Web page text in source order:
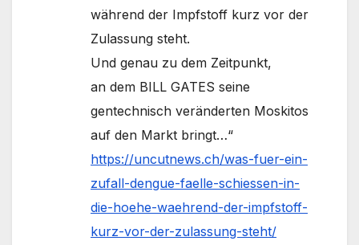
während der Impfstoff kurz vor der
Zulassung steht.
Und genau zu dem Zeitpunkt,
an dem BILL GATES seine
gentechnisch veränderten Moskitos
auf den Markt bringt…“
https://uncutnews.ch/was-fuer-ein-
zufall-dengue-faelle-schiessen-in-
die-hoehe-waehrend-der-impfstoff-
kurz-vor-der-zulassung-steht/